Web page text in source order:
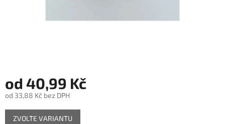
od 40,99 Kč
od 33,88 Kč bez DPH
Měrná
cena:
ZVOLTE VARIANTU